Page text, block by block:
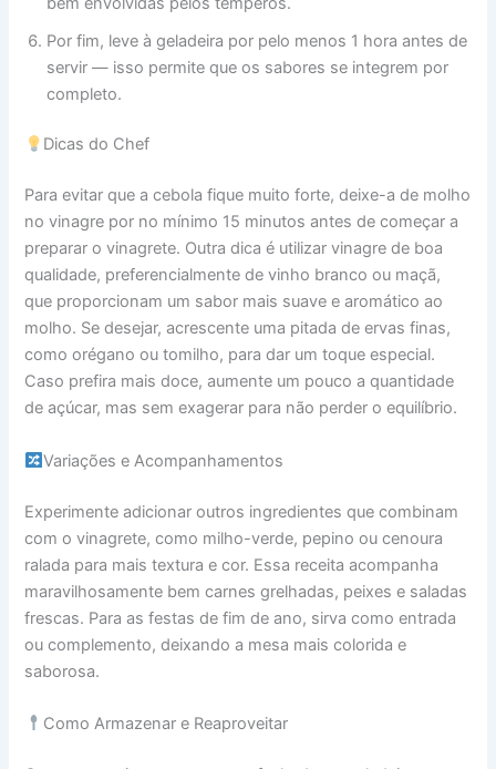
Por fim, leve à geladeira por pelo menos 1 hora antes de
servir — isso permite que os sabores se integrem por
completo.
Dicas do Chef
Para evitar que a cebola fique muito forte, deixe-a de molho
no vinagre por no mínimo 15 minutos antes de começar a
preparar o vinagrete. Outra dica é utilizar vinagre de boa
qualidade, preferencialmente de vinho branco ou maçã,
que proporcionam um sabor mais suave e aromático ao
molho. Se desejar, acrescente uma pitada de ervas finas,
como orégano ou tomilho, para dar um toque especial.
Caso prefira mais doce, aumente um pouco a quantidade
de açúcar, mas sem exagerar para não perder o equilíbrio.
Variações e Acompanhamentos
Experimente adicionar outros ingredientes que combinam
com o vinagrete, como milho-verde, pepino ou cenoura
ralada para mais textura e cor. Essa receita acompanha
maravilhosamente bem carnes grelhadas, peixes e saladas
frescas. Para as festas de fim de ano, sirva como entrada
ou complemento, deixando a mesa mais colorida e
saborosa.
Como Armazenar e Reaproveitar